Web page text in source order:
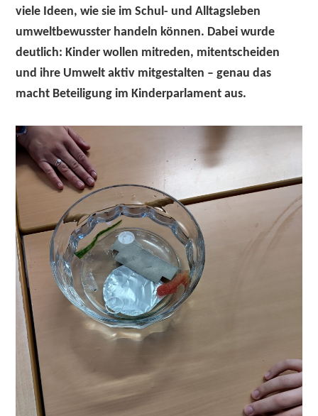
viele Ideen, wie sie im Schul- und Alltagsleben
umweltbewusster handeln können. Dabei wurde
deutlich: Kinder wollen mitreden, mitentscheiden
und ihre Umwelt aktiv mitgestalten – genau das
macht Beteiligung im Kinderparlament aus.